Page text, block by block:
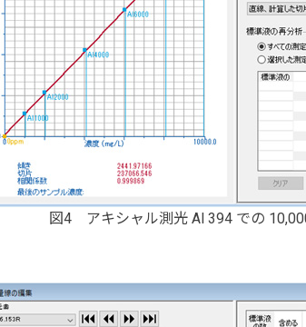
図4 アキシャル測光 Al 394 での